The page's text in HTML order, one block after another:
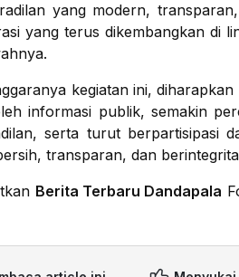
yang modern,
yang terus dikembangkan di
kegiatan ini,
informasi publik, semakin
serta turut berpartisipasi
transparan, dan
Berita Terbaru Dandapala